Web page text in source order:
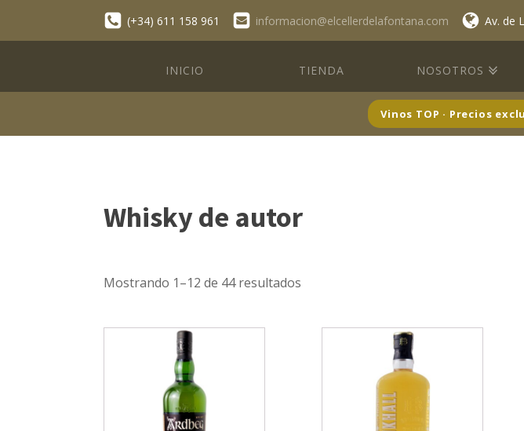
(+34) 611 158 961 informacion@elcellerdelafontana.com Av. de
INICIO TIENDA NOSOTROS
Vinos TOP · Precios
Whisky de autor
Mostrando 1–12 de 44 resultados